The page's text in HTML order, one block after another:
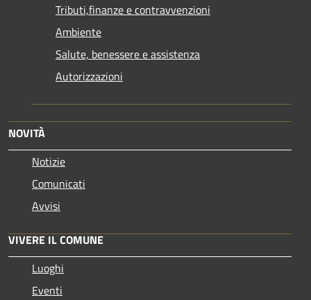
Tributi,finanze e contravvenzioni
Ambiente
Salute, benessere e assistenza
Autorizzazioni
NOVITÀ
Notizie
Comunicati
Avvisi
VIVERE IL COMUNE
Luoghi
Eventi